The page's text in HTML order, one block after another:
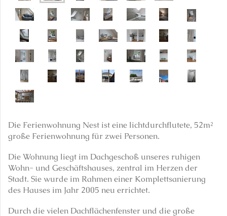
Die Ferienwohnung Nest ist eine lichtdurchflutete, 52m²
große Ferienwohnung für zwei Personen.
Die Wohnung liegt im Dachgeschoß unseres ruhigen
Wohn- und Geschäftshauses, zentral im Herzen der
Stadt. Sie wurde im Rahmen einer Komplettsanierung
des Hauses im Jahr 2005 neu errichtet.
Durch die vielen Dachflächenfenster und die große